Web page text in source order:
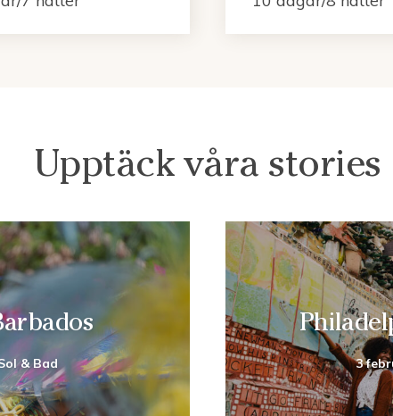
Upptäck våra stories
& Bad 3